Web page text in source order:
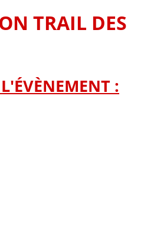
TRAIL DES
: